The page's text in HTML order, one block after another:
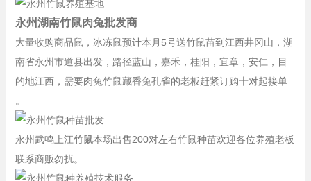
永州湖南竹鼠肉兔批发商
大量收购商品鼠，冰冻鼠预计本月5号送竹鼠苗到江西井冈山，湖
南省永州市道县出发，路径蓝山，嘉禾，桂阳，宜章，安仁，目
的地江西，需要肉兔竹鼠藏香兔孔雀的老板赶紧订购十对起接单
。
永州武鸣上江竹鼠本场出售200对左右竹鼠种苗欢迎各位养殖老板
联系商贩勿扰。